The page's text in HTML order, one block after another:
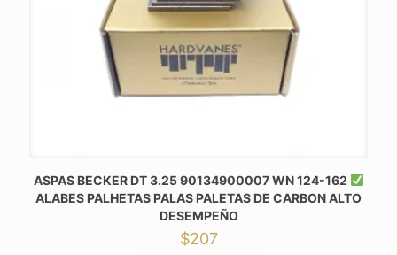
ASPAS BECKER DT 3.25 90134900007 WN 124-162
ALABES PALHETAS PALAS PALETAS DE CARBON ALTO
DESEMPEÑO
$207